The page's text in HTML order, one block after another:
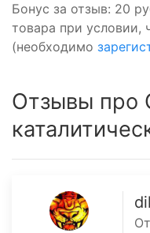
Бонус за отзыв: 20
товара при условии,
(необходимо
Отзывы про